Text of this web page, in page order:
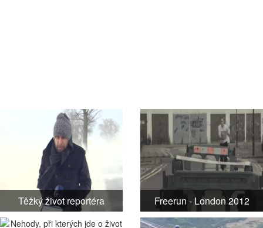
Těžký život reportéra Freerun - London 2012